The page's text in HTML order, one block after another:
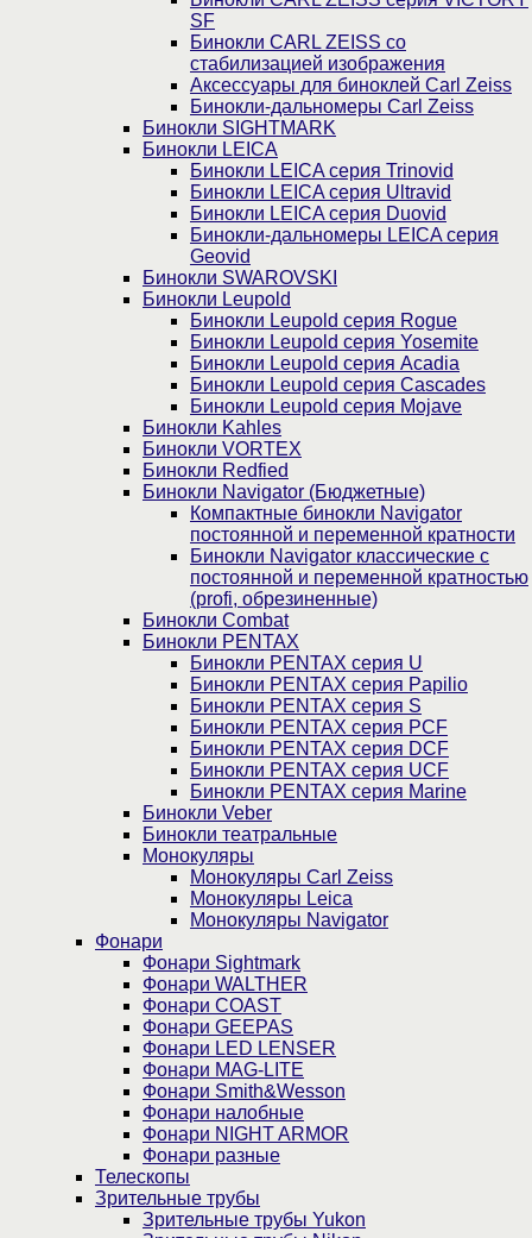
SF
Бинокли CARL ZEISS со
стабилизацией изображения
Аксессуары для биноклей Carl Zeiss
Бинокли-дальномеры Carl Zeiss
Бинокли SIGHTMARK
Бинокли LEICA
Бинокли LEICA серия Trinovid
Бинокли LEICA серия Ultravid
Бинокли LEICA серия Duovid
Бинокли-дальномеры LEICA серия
Geovid
Бинокли SWAROVSKI
Бинокли Leupold
Бинокли Leupold серия Rogue
Бинокли Leupold серия Yosemite
Бинокли Leupold серия Acadia
Бинокли Leupold серия Cascades
Бинокли Leupold серия Mojave
Бинокли Kahles
Бинокли VORTEX
Бинокли Redfied
Бинокли Navigator (Бюджетные)
Компактные бинокли Navigator
постоянной и переменной кратности
Бинокли Navigator классические с
постоянной и переменной кратностью
(profi, обрезиненные)
Бинокли Combat
Бинокли PENTAX
Бинокли PENTAX серия U
Бинокли PENTAX серия Papilio
Бинокли PENTAX серия S
Бинокли PENTAX серия PCF
Бинокли PENTAX серия DCF
Бинокли PENTAX серия UCF
Бинокли PENTAX серия Marine
Бинокли Veber
Бинокли театральные
Монокуляры
Монокуляры Carl Zeiss
Монокуляры Leica
Монокуляры Navigator
Фонари
Фонари Sightmark
Фонари WALTHER
Фонари COAST
Фонари GEEPAS
Фонари LED LENSER
Фонари MAG-LITE
Фонари Smith&Wesson
Фонари налобные
Фонари NIGHT ARMOR
Фонари разные
Телескопы
Зрительные трубы
Зрительные трубы Yukon